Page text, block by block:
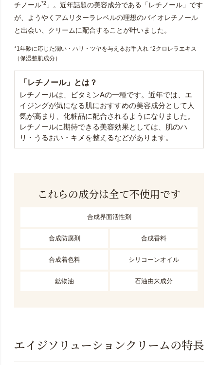
チノール*2」。近年話題の美容成分である「レチノール」です
が、ようやくアムリターラレベルの理想のバイオレチノール
と出会い、クリームに配合することが叶いました。
*1年齢に応じた潤い・ハリ・ツヤを与えるお手入れ *2クロレラエキス
（保湿整肌成分）
「レチノール」とは？
レチノールは、ビタミンAの一種です。近年では、エ
イジングが気になる肌におすすめの美容成分として人
気が高まり、化粧品に配合されるようになりました。
レチノールに期待できる美容効果としては、肌のハ
リ・うるおい・キメを整えるなどがあります。
これらの成分は全て不使用です
合成界面活性剤
合成防腐剤 合成香料
合成着色料 シリコーンオイル
鉱物油 石油由来成分
エイジソリューションクリームの特長